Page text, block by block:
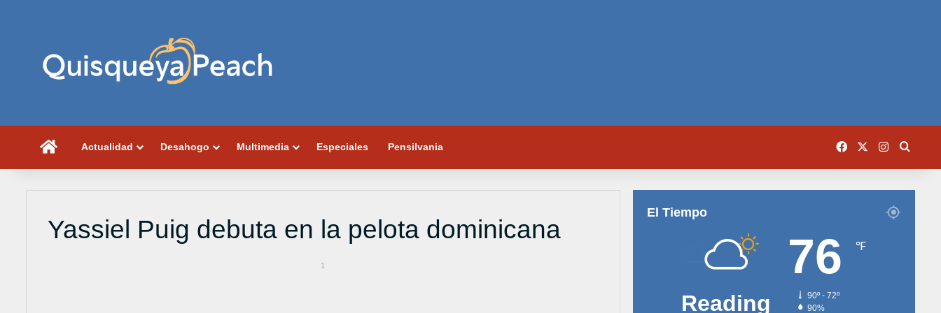
PortadaActualidad Desahogo Multimedia Especiales Pensilvania Facebook Instagram
Yassiel Puig debuta en la pelota dominicana
1
El Tiempo
Reading
76 ℉
90º - 72º
90%